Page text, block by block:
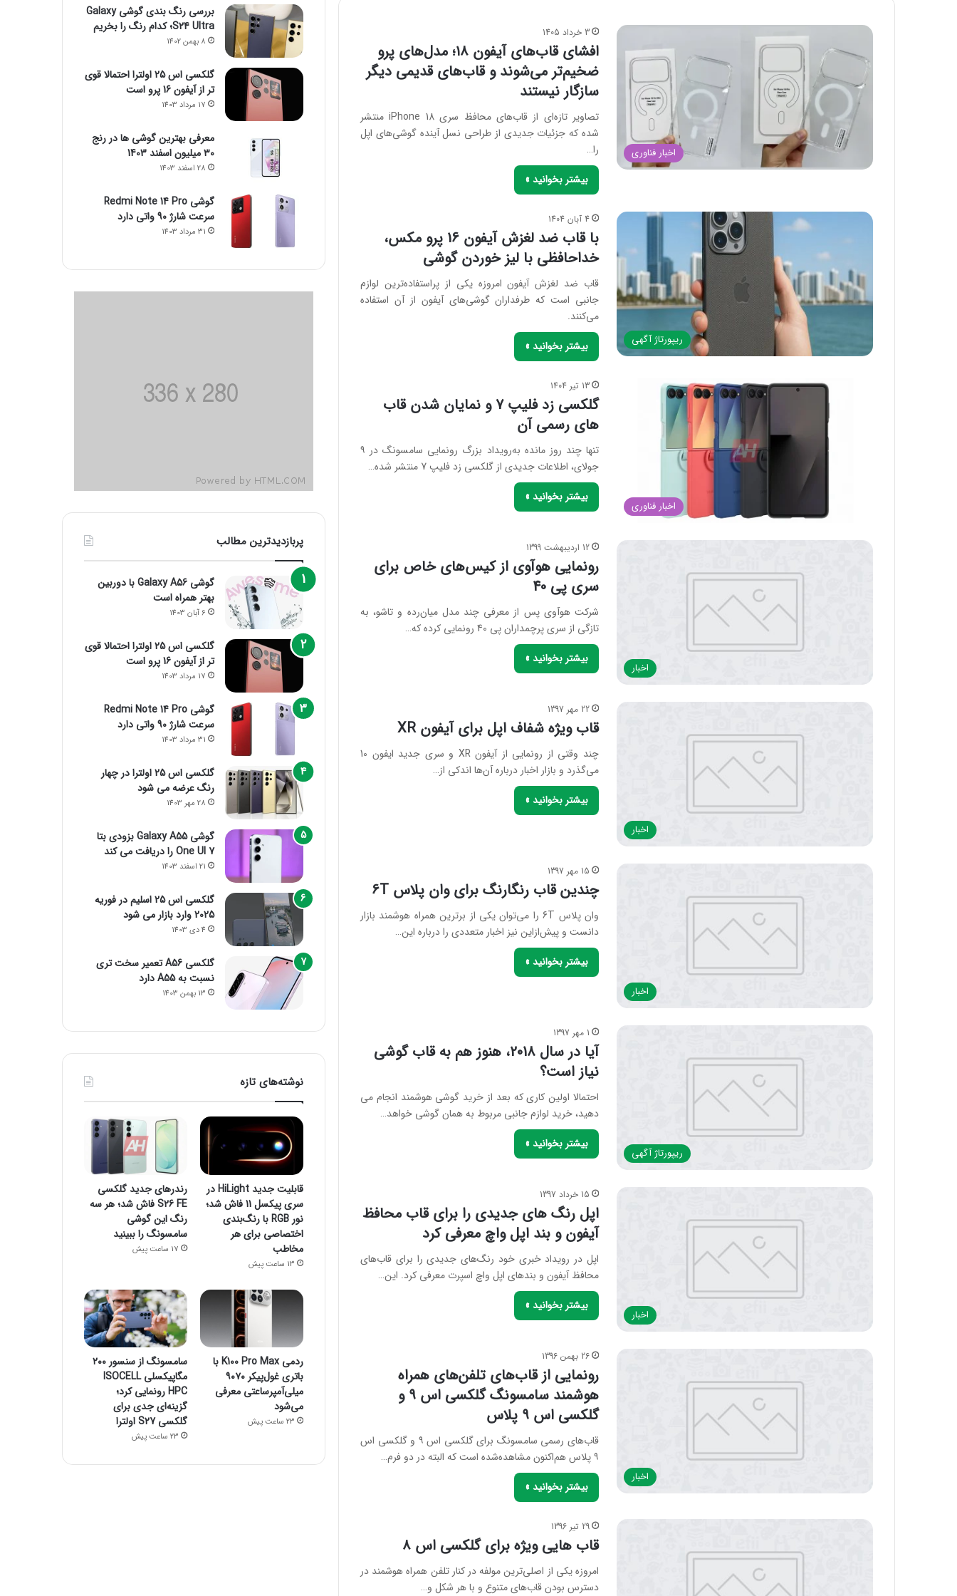
اخبار فناوری
3 خرداد 1405
افشای قاب‌های آیفون ۱۸؛ مدل‌های پرو
ضخیم‌تر می‌شوند و قاب‌های قدیمی دیگر
سازگار نیستند
تصاویر تازه‌ای از قاب‌های محافظ سری iPhone 18 منتشر
شده که جزئیات جدیدی از طراحی نسل آینده گوشی‌های اپل
را…
بیشتر بخوانید »
ریپورتاژ آگهی
4 آبان 1404
با قاب ضد لغزش آیفون 16 پرو مکس،
خداحافظی با لیز خوردن گوشی
قاب ضد لغزش آیفون امروزه یکی از پراستفاده‌ترین لوازم
جانبی است که طرفداران گوشی‌های آیفون از آن استفاده
می‌کنند.
بیشتر بخوانید »
اخبار فناوری
13 تیر 1404
گلکسی زد فلیپ 7 و نمایان شدن قاب
های رسمی آن
تنها چند روز مانده به‌رویداد بزرگ رونمایی سامسونگ در ۹
جولای، اطلاعات جدیدی از گلکسی زد فلیپ 7 منتشر شده…
بیشتر بخوانید »
اخبار
12 اردیبهشت 1399
رونمایی هوآوی از کیس‌های خاص برای
سری پی 40
شرکت هوآوی پس از معرفی چند مدل میان‌رده و تاشو، به
تازگی از سری پرچمداران پی 40 رونمایی کرده که…
بیشتر بخوانید »
اخبار
22 مهر 1397
قاب ویژه شفاف اپل برای آیفون XR
چند وقتی از رونمایی از آیفون XR و سری جدید ایفون 10
می‌گذرد و بازار اخبار درباره آن‌ها اندکی از…
بیشتر بخوانید »
اخبار
15 مهر 1397
چندین قاب رنگارنگ برای وان پلاس 6T
وان پلاس 6T را می‌توان یکی از برترین همراه هوشمند بازار
دانست و پیش‌ازاین نیز اخبار متعددی را درباره این…
بیشتر بخوانید »
ریپورتاژ آگهی
1 مهر 1397
آیا در سال 2018، هنوز هم به قاب ‌گوشی
نیاز است؟
احتمالا اولین کاری که بعد از خرید گوشی ‌هوشمند انجام می
‌دهید، خرید لوازم جانبی مربوط به همان گوشی خواهد…
بیشتر بخوانید »
اخبار
15 خرداد 1397
اپل رنگ های جدیدی را برای قاب محافظ
آیفون و بند اپل واچ معرفی کرد
اپل در رویداد خبری خود رنگ‌های جدیدی را برای قاب‌های
محافظ آیفون و بند‌های اپل واچ اسپرت معرفی کرد. این…
بیشتر بخوانید »
اخبار
26 بهمن 1396
رونمایی از قاب‌های تلفن‌های همراه
هوشمند سامسونگ گلکسی اس ۹ و
گلکسی اس ۹ پلاس
قاب‌های رسمی سامسونگ برای گلکسی اس ۹ و گلکسی اس
۹ پلاس هم‌اکنون مشاهده‌شده است که البته در دو فرم…
بیشتر بخوانید »
29 تیر 1396
قاب هایی ویژه برای گلکسی اس ۸
امروزه یکی از اصلی‌ترین مولفه در کنار تلفن همراه هوشمند در
دسترس بودن قاب‌های متنوع و با هر شکل و…
بررسی رنگ بندی گوشی Galaxy
S24 Ultra؛ کدام رنگ را بخریم
8 بهمن 1402
گلکسی اس 25 اولترا احتمالا قوی
تر از آیفون 16 پرو است
17 مرداد 1403
معرفی بهترین گوشی ها در رنج
۳۰ میلیون اسفند 1403
28 اسفند 1403
گوشی Redmi Note 14 Pro
سرعت شارژ 90 واتی دارد
31 مرداد 1403
پربازدیدترین مطالب
گوشی Galaxy A56 با دوربین
بهتر همراه است
6 آبان 1403
گلکسی اس 25 اولترا احتمالا قوی
تر از آیفون 16 پرو است
17 مرداد 1403
گوشی Redmi Note 14 Pro
سرعت شارژ 90 واتی دارد
31 مرداد 1403
گلکسی اس 25 اولترا در چهار
رنگ عرضه می شود
28 مهر 1403
گوشی Galaxy A55 بزودی بتا
One UI 7 را دریافت می کند
21 اسفند 1403
گلکسی اس 25 اسلیم در فوریه
2025 وارد بازار می شود
4 دی 1403
گلکسی A56 تعمیر سخت تری
نسبت به A55 دارد
13 بهمن 1403
نوشته‌های تازه
قابلیت جدید HiLight در
سری پیکسل 11 فاش شد؛
نور RGB با رنگ‌بندی
اختصاصی برای هر
مخاطب
13 ساعت پیش
رندرهای جدید گلکسی
S26 FE فاش شد؛ هر سه
رنگ این گوشی
سامسونگ را ببینید
17 ساعت پیش
ردمی K100 Pro Max با
باتری غول‌پیکر ۹۰۷۰
میلی‌آمپرساعتی معرفی
می‌شود
23 ساعت پیش
سامسونگ از سنسور ۲۰۰
مگاپیکسلی ISOCELL
HPC رونمایی کرد؛
گزینه‌ای جدی برای
گلکسی S27 اولترا
23 ساعت پیش